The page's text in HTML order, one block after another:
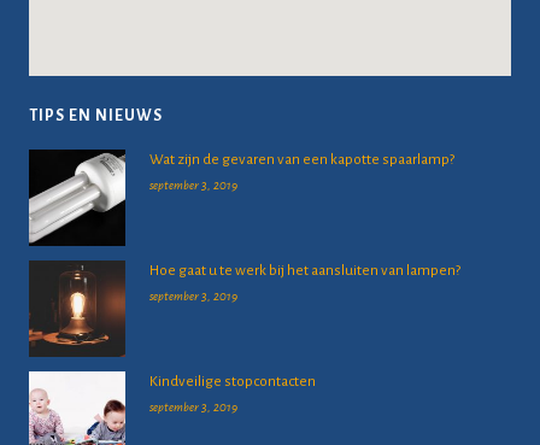
TIPS EN NIEUWS
Wat zijn de gevaren van een kapotte spaarlamp?
september 3, 2019
Hoe gaat u te werk bij het aansluiten van lampen?
september 3, 2019
Kindveilige stopcontacten
september 3, 2019